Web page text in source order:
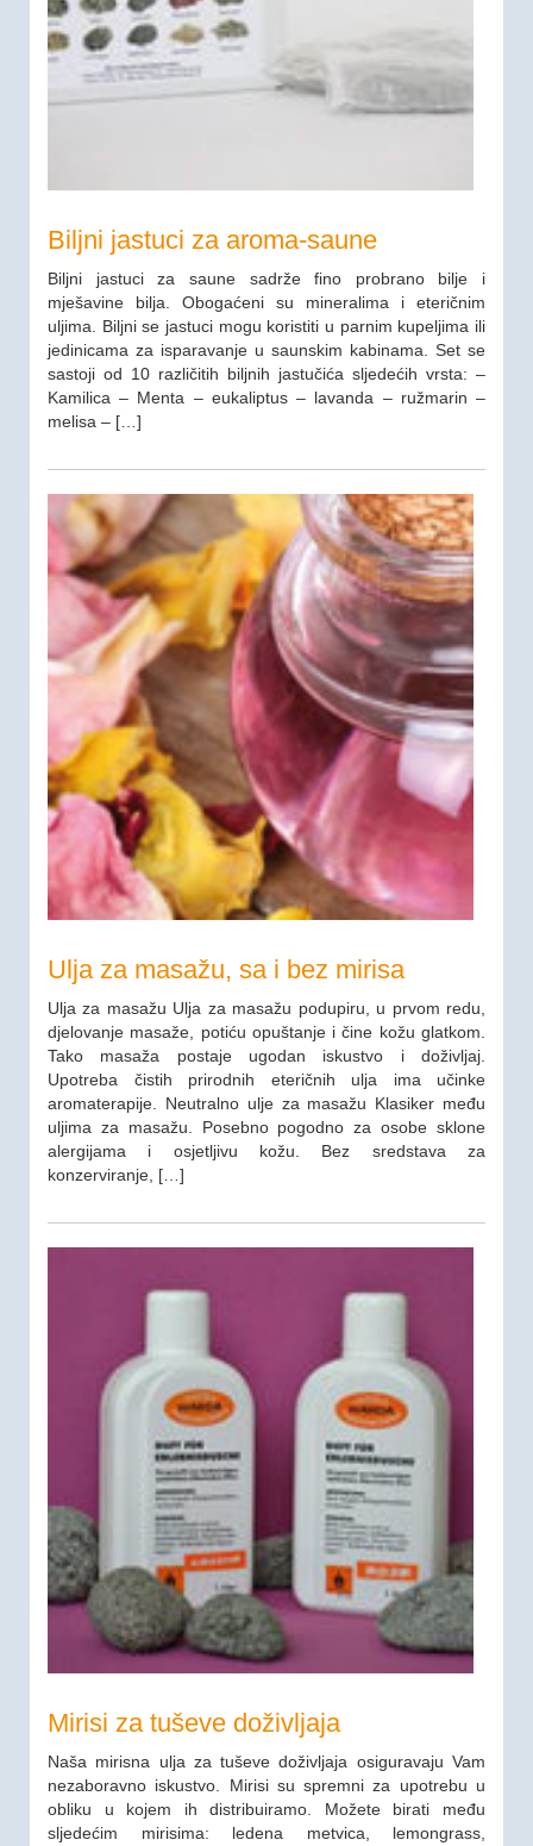
Biljni jastuci za aroma-saune
Biljni jastuci za saune sadrže fino probrano bilje i
mješavine bilja. Obogaćeni su mineralima i eteričnim
uljima. Biljni se jastuci mogu koristiti u parnim kupeljima ili
jedinicama za isparavanje u saunskim kabinama. Set se
sastoji od 10 različitih biljnih jastučića sljedećih vrsta: –
Kamilica – Menta – eukaliptus – lavanda – ružmarin –
melisa – […]
Ulja za masažu, sa i bez mirisa
Ulja za masažu Ulja za masažu podupiru, u prvom redu,
djelovanje masaže, potiću opuštanje i čine kožu glatkom.
Tako masaža postaje ugodan iskustvo i doživljaj.
Upotreba čistih prirodnih eteričnih ulja ima učinke
aromaterapije. Neutralno ulje za masažu Klasiker među
uljima za masažu. Posebno pogodno za osobe sklone
alergijama i osjetljivu kožu. Bez sredstava za
konzerviranje, […]
Mirisi za tuševe doživljaja
Naša mirisna ulja za tuševe doživljaja osiguravaju Vam
nezaboravno iskustvo. Mirisi su spremni za upotrebu u
obliku u kojem ih distribuiramo. Možete birati među
sljedećim mirisima: ledena metvica, lemongrass,